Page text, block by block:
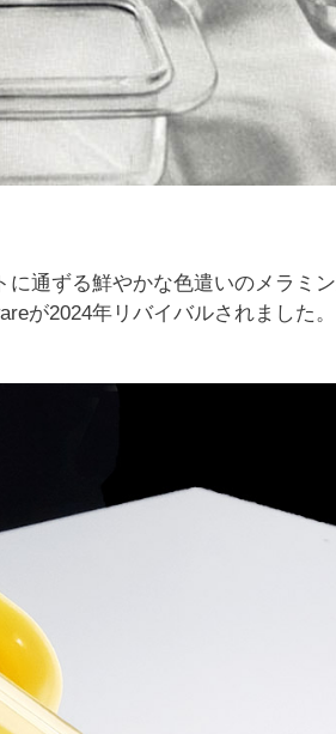
通ずる鮮やかな色遣いのメラミ
が2024年リバイバルされました。